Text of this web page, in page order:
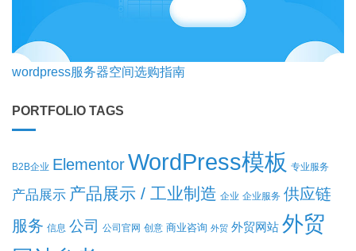
wordpress服务器空间选购指南
PORTFOLIO TAGS
B2B企业 ElementorWordPress模板 专业服务
产品展示 产品展示 / 工业制造 企业 企业服务 供应链
服务 信息 公司 公司官网 创意 商业咨询 外贸 外贸网站 外贸